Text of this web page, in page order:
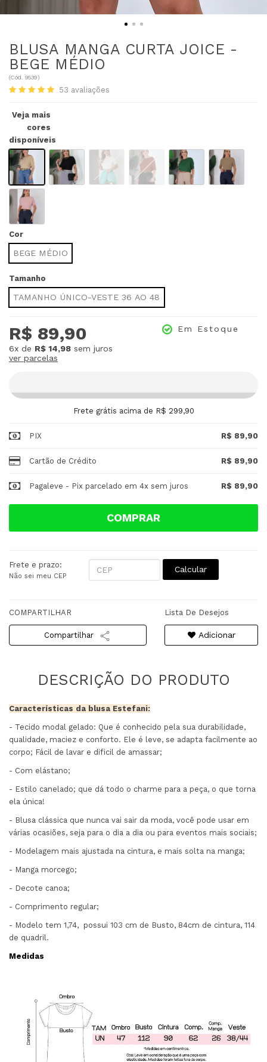
BLUSA MANGA CURTA JOICE -
BEGE MÉDIO
(Cód. 9539)
53 avaliações
Veja mais
cores
disponíveis
Cor
BEGE MÉDIO
Tamanho
TAMANHO ÚNICO-VESTE 36 AO 48
R$ 89,90
6x de R$ 14,98 sem juros
ver parcelas
Em Estoque
Frete grátis acima de R$ 299,90
PIX R$ 89,90
Cartão de Crédito R$ 89,90
Pagaleve - Pix parcelado em 4x sem juros R$ 89,90
COMPRAR
Frete e prazo:
Não sei meu CEP
Calcular
COMPARTILHAR
Compartilhar
Lista De Desejos
Adicionar
Características da blusa Estefani:
- Tecido modal gelado: Que é conhecido pela sua durabilidade,
qualidade, maciez e conforto. Ele é leve, se adapta facilmente ao
corpo; Fácil de lavar e dificil de amassar;
- Com elástano;
- Estilo canelado; que dá todo o charme para a peça, o que torna
ela única!
- Blusa clássica que nunca vai sair da moda, você pode usar em
várias ocasiões, seja para o dia a dia ou para eventos mais sociais;
- Modelagem mais ajustada na cintura, e mais solta na manga;
- Manga morcego;
- Decote canoa;
- Comprimento regular;
- Modelo tem 1,74, possui 103 cm de Busto, 84cm de cintura, 114
de quadril.
Medidas